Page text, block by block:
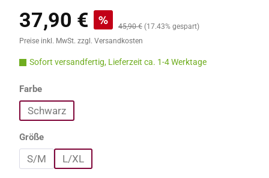
Verkaufspreis:
37,90 € % Regulärer Preis:
45,90 € (17.43% gespart)
Preise inkl. MwSt. zzgl. Versandkosten
Sofort versandfertig, Lieferzeit ca. 1-4 Werktage
Farbeauswählen
Schwarz
Größeauswählen
S/M L/XL